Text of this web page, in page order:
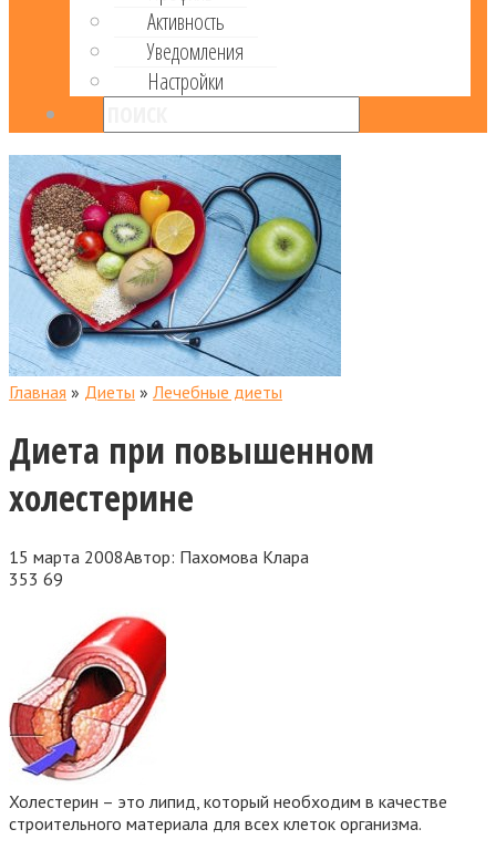
Активность
Уведомления
Настройки
Главная » Диеты » Лечебные диеты
Диета при повышенном
холестерине
15 марта 2008Автор: Пахомова Клара
353 69
Холестерин – это липид, который необходим в качестве
строительного материала для всех клеток организма.